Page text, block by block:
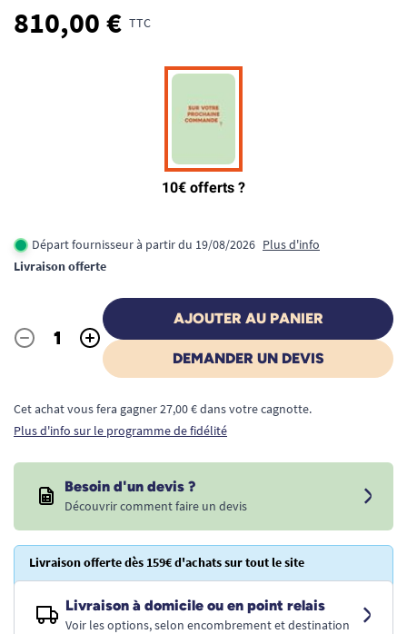
810,00 € TTC
Départ fournisseur à partir du 19/08/2026 Plus d'info
Livraison offerte
Quantité
- +
AJOUTER AU PANIER
DEMANDER UN DEVIS
Cet achat vous fera gagner 27,00 € dans votre cagnotte.
Plus d'info sur le programme de fidélité
Besoin d'un devis ?
Découvrir comment faire un devis
Livraison offerte dès 159€ d'achats sur tout le site
Livraison à domicile ou en point relais
Voir les options, selon encombrement et destination